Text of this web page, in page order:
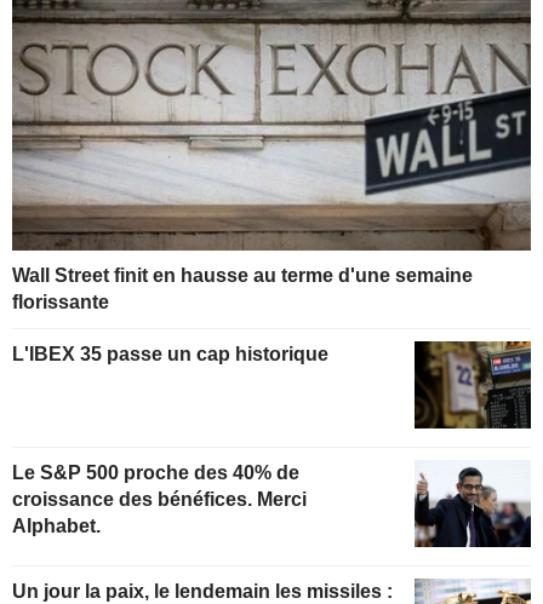
Wall Street finit en hausse au terme d'une semaine
florissante
L'IBEX 35 passe un cap historique
Le S&P 500 proche des 40% de
croissance des bénéfices. Merci
Alphabet.
Un jour la paix, le lendemain les missiles :